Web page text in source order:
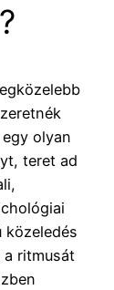
olyan
teret ad
közeledés
a ritmusát